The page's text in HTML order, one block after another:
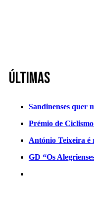
Últimas
Sandinenses quer
Prémio de
António Teixeira é
GD “Os